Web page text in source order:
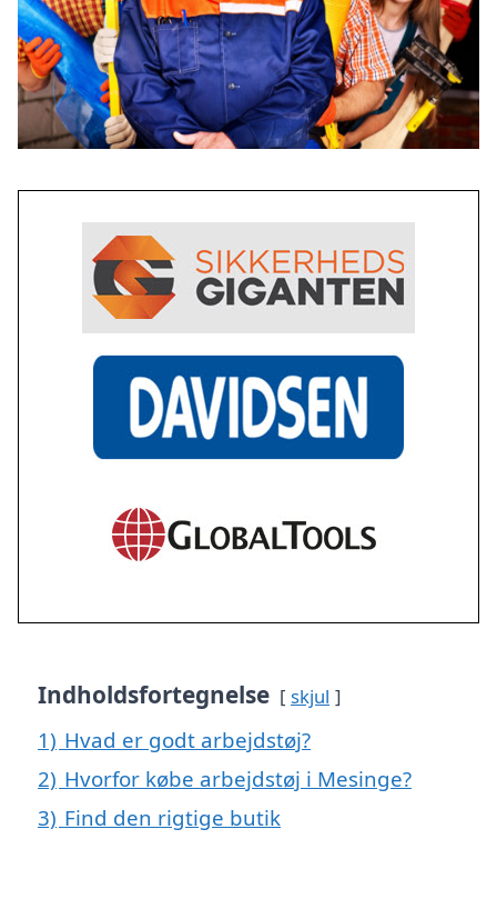
Indholdsfortegnelse skjul
1) Hvad er godt arbejdstøj?
2) Hvorfor købe arbejdstøj i Mesinge?
3) Find den rigtige butik